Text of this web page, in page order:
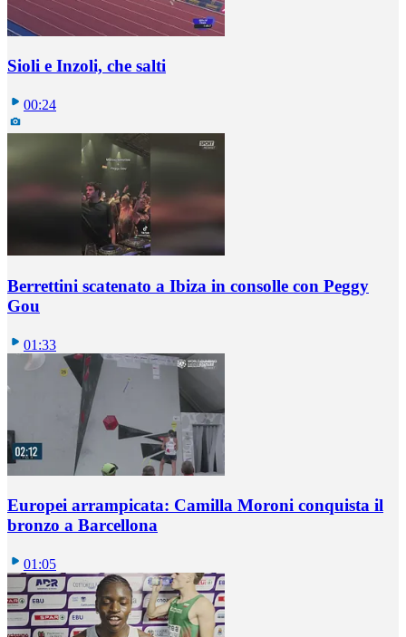
Sioli e Inzoli, che salti
00:24
Berrettini scatenato a Ibiza in consolle con Peggy
Gou
01:33
Europei arrampicata: Camilla Moroni conquista il
bronzo a Barcellona
01:05